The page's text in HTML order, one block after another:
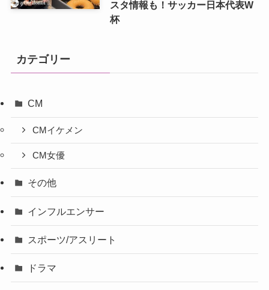
スタ情報も！サッカー日本代表W
杯
カテゴリー
CM
CMイケメン
CM女優
その他
インフルエンサー
スポーツ/アスリート
ドラマ